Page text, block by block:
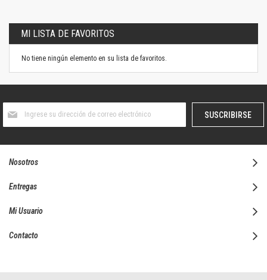
MI LISTA DE FAVORITOS
No tiene ningún elemento en su lista de favoritos.
boletín
SUSCRIBIRSE
Nosotros
Entregas
Mi Usuario
Contacto